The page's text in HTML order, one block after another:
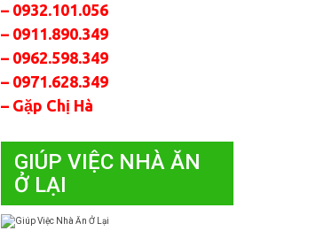
– 0932.101.056
– 0911.890.349
– 0962.598.349
– 0971.628.349
– Gặp Chị Hà
GIÚP VIỆC NHÀ ĂN
Ở LẠI